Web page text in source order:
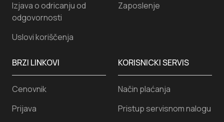
KORISNICKI SERVIS
Način plaćanja
Pristup servisnom nalogu
Izjava o odricanju od
odgovornosti
Uslovi koriščenja
Zaposlenje
BRZI LINKOVI
Cenovnik
Prijava